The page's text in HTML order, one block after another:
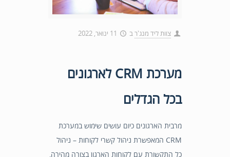
צוות ליד מנג'רב 11 ינואר, 2022
מערכת CRM לארגונים
בכל הגדלים
מרבית הארגונים כיום עושים שימוש במערכת
CRM המאפשרת ניהול קשרי לקוחות – ניהול
כל התקשורת עם לקוחות הארגון בצורה מהירה,